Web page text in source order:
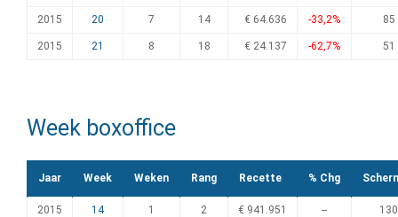
2015 20 7 14 € 64.636 -33,2% 85
2015 21 8 18 € 24.137 -62,7% 51
Week boxoffice
Jaar Week Weken Rang Recette % Chg
2015 14 1 2 € 941.951 -- 130